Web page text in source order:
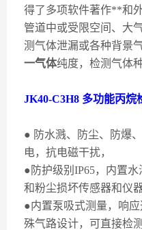
得了多项软件著作**和
管道中或受限空间、大
测气体泄漏或各种背景
一气体纯度，检测气体
JK40-C3H8 多功能丙烷
● 防水溅、防尘、防爆
电，抗电磁干扰，
●防护级别 IP65，内置
和粉尘损坏传感器和仪
●内置泵吸式测量，响
殊气路设计，可直接检测